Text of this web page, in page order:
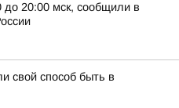
до 20:00 мск, сообщили в
свой способ быть в